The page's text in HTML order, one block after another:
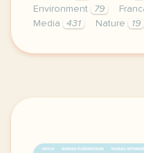
Environment
79
Media
431 Nature 19
exercice b1